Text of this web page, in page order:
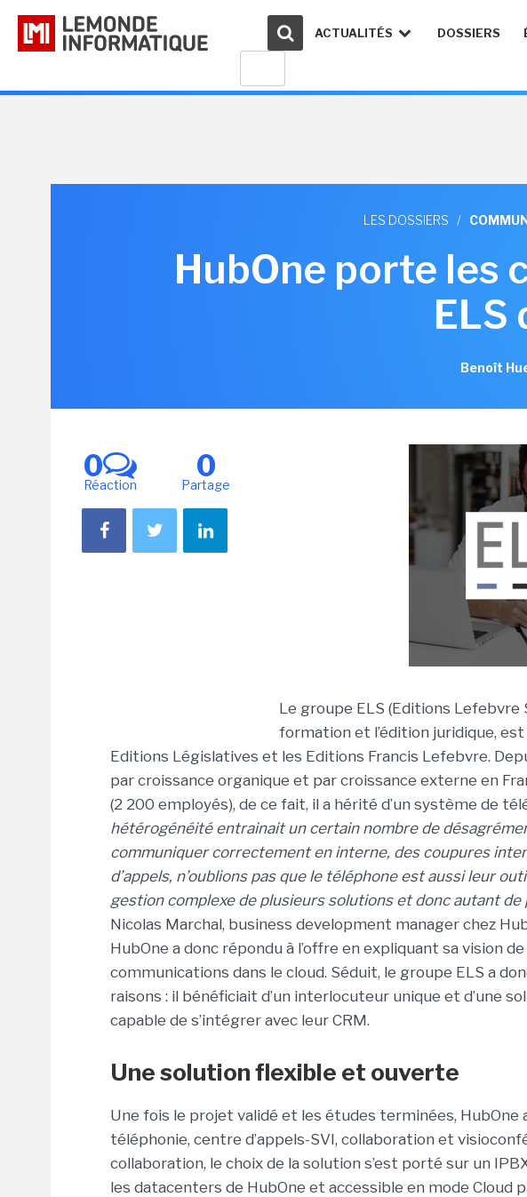
ACTUALITÉS DOSSIERS
LES DOSSIERS /
HubOne porte les
ELS
Benoît
0
Réaction
0
Partage
Le groupe ELS (Editions Lefebvre
formation et l’édition juridique,
Editions Législatives et les Editions Francis Lefebvre.
par croissance organique et par croissance externe en
(2 200 employés), de ce fait, il a hérité d’un système de
hétérogénéité entrainait un certain nombre de
communiquer correctement en interne, des coupures
d’appels, n’oublions pas que le téléphone est aussi leur
gestion complexe de plusieurs solutions et donc autant
Nicolas Marchal, business development manager chez
HubOne a donc répondu à l’offre en expliquant sa vision
communications dans le cloud. Séduit, le groupe ELS a
raisons : il bénéficiait d’un interlocuteur unique et d’une
capable de s’intégrer avec leur CRM.
Une solution flexible et ouverte
Une fois le projet validé et les études terminées, HubOne
téléphonie, centre d’appels-SVI, collaboration et
collaboration, le choix de la solution s’est porté sur un
les datacenters de HubOne et accessible en mode Cloud